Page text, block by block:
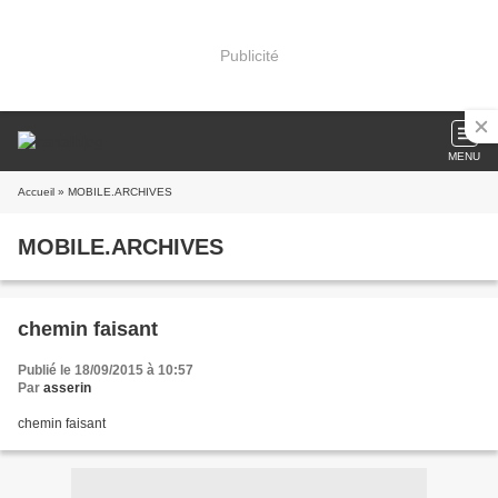
Publicité
MENU
Accueil » MOBILE.ARCHIVES
MOBILE.ARCHIVES
chemin faisant
Publié le 18/09/2015 à 10:57
Par asserin
chemin faisant